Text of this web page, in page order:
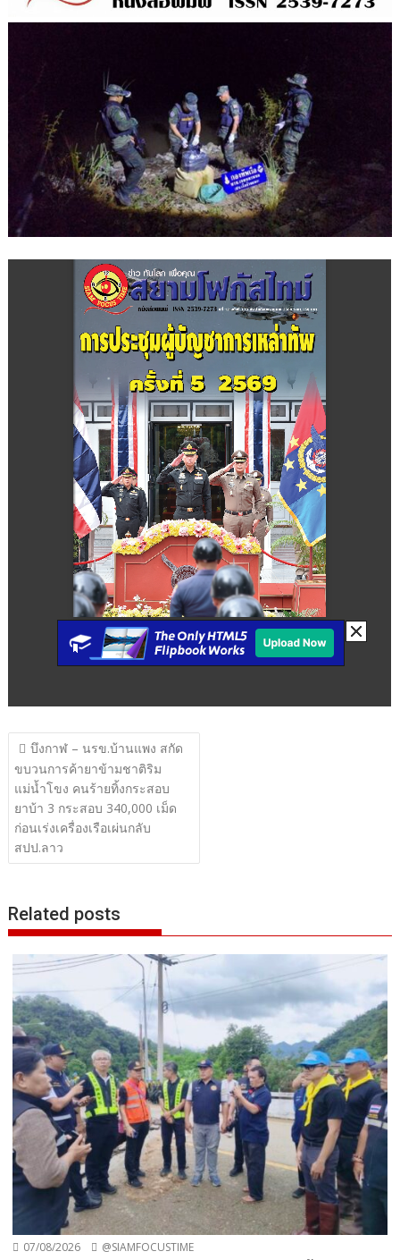
แนะแนว
เรื่อง
บึงกาฬ – นรข.บ้านแพง สกัด
ขบวนการค้ายาข้ามชาติริม
แม่น้ำโขง คนร้ายทิ้งกระสอบ
ยาบ้า 3 กระสอบ 340,000 เม็ด
ก่อนเร่งเครื่องเรือเผ่นกลับ
สปป.ลาว
Related posts
07/08/2026 @SIAMFOCUSTIME